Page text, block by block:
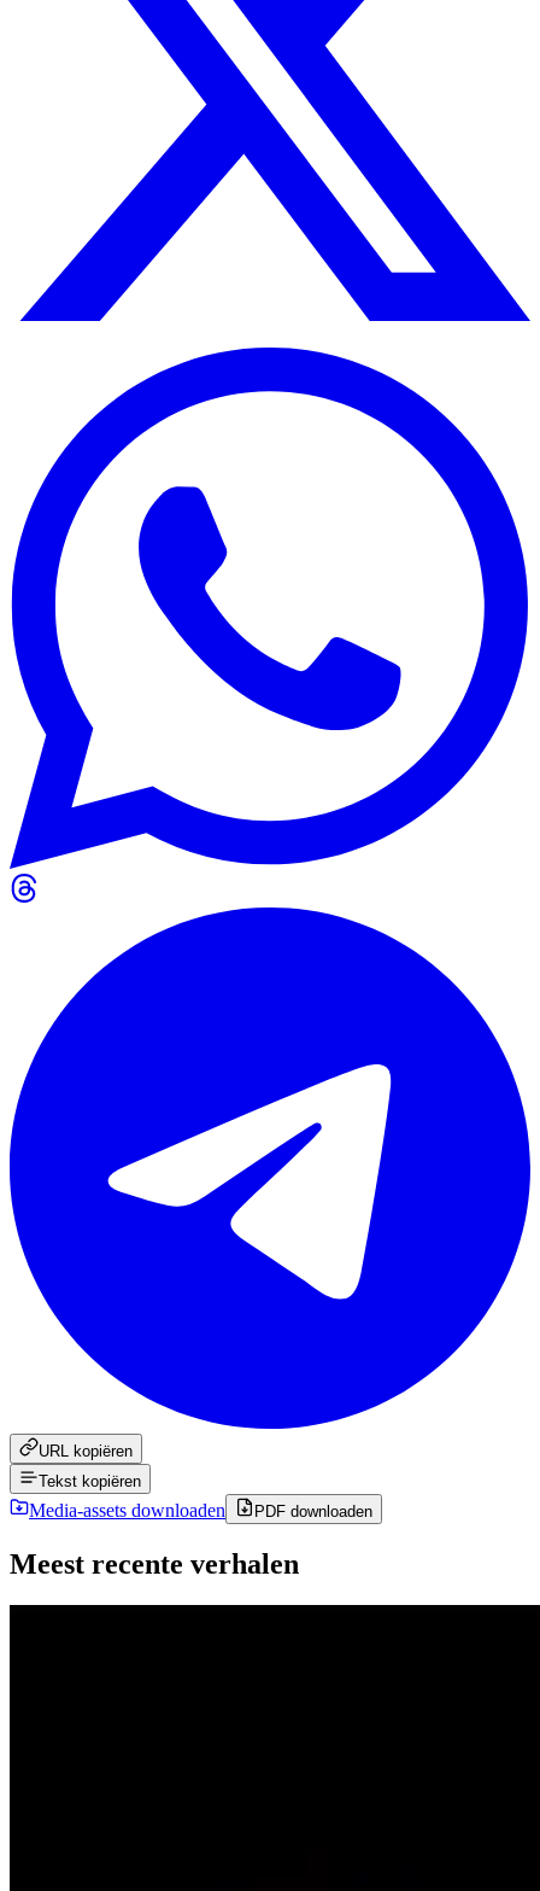
URL kopiëren
Tekst kopiëren
Media-assets downloaden PDF downloaden
Meest recente verhalen